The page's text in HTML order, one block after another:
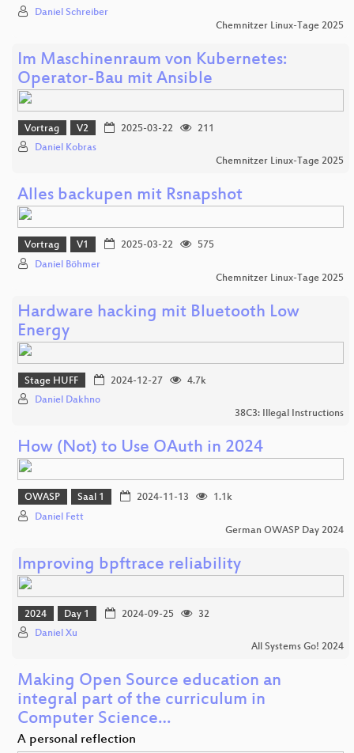
Daniel Schreiber
Chemnitzer Linux-Tage 2025
Im Maschinenraum von Kubernetes:
Operator-Bau mit Ansible
Vortrag V2 2025-03-22
211
Daniel Kobras
Chemnitzer Linux-Tage 2025
Alles backupen mit Rsnapshot
Vortrag V1 2025-03-22
575
Daniel Böhmer
Chemnitzer Linux-Tage 2025
Hardware hacking mit Bluetooth Low
Energy
Stage HUFF 2024-12-27
4.7k
Daniel Dakhno
38C3: Illegal Instructions
How (Not) to Use OAuth in 2024
OWASP Saal 1 2024-11-13
1.1k
Daniel Fett
German OWASP Day 2024
Improving bpftrace reliability
2024 Day 1 2024-09-25
32
Daniel Xu
All Systems Go! 2024
Making Open Source education an
integral part of the curriculum in
Computer Science…
A personal reflection